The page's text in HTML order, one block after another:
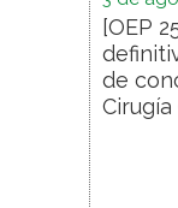
[OEP
de